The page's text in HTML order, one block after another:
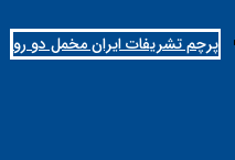
پرچم تشریفات ایران مخمل دو رو